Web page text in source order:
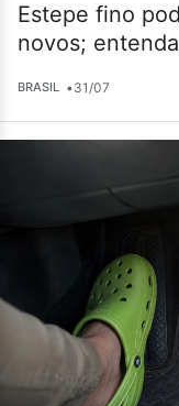
Estepe fino
novos;
BRASIL •31/07